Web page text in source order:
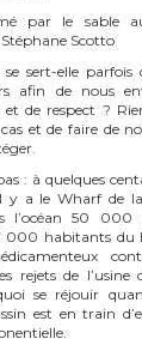
sert-elle parfois
afin de nous
et de respect ?
et de faire de
: à quelques
y a le Wharf de
l’océan 50 000
000 habitants du
rejets de
se réjouir
est en train